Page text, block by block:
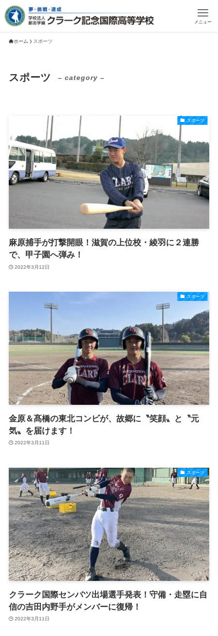
メニュー
ホーム スポーツ
スポーツ – category –
スポーツ
麻原捕手が打撃開眼！滋賀の上位校・綾羽に２連勝
で、甲子園へ弾み！
2022年3月12日
スポーツ
金原＆髙橋の東北コンビが、故郷に〝笑顔〟と〝元
気〟を届けます！
2022年3月11日
スポーツ
クラーク国際センバツ出場選手発表！守備・走塁に自
信の吉田内野手がメンバーに復帰！
2022年3月11日